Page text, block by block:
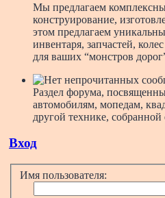
Мы предлагаем
конструирование,
этом предлагаем
инвентаря, запчастей,
для ваших “монстров
Раздел форума,
автомобилям, мопедам,
другой технике,
Вход
Имя пользователя: